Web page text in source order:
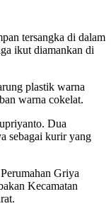
tersangka di dalam
ikut diamankan di
plastik warna
warna cokelat.
Dua
sebagai kurir yang
Griya
Kecamatan